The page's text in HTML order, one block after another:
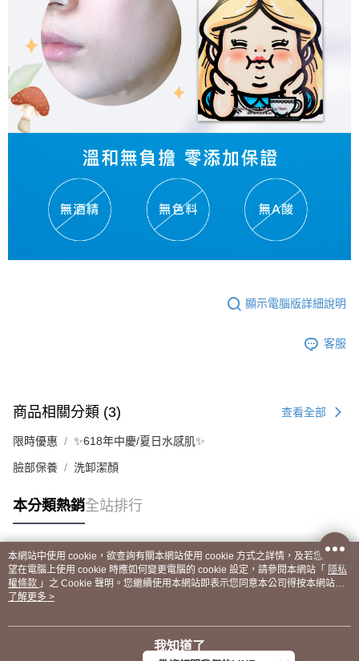
顯示電腦版詳細說明
客服
商品相關分類 (3) 查看全部
限時優惠 ✨618年中慶/夏日水感肌✨
臉部保養 洗卸潔顏
本分類熱銷全站排行
熱門標籤
本網站中使用 cookie，欲查詢有關本網站使用 cookie 方式之詳情，及若您不希
望在電腦上使用 cookie 時應如何變更電腦的 cookie 設定，請參閱本網站「 隱私
權條款 」之 Cookie 聲明。您繼續使用本網站即表示您同意本公司得按本網站使
用條款之 Cookie 聲明使用 cookie。
了解更多 >
我知道了